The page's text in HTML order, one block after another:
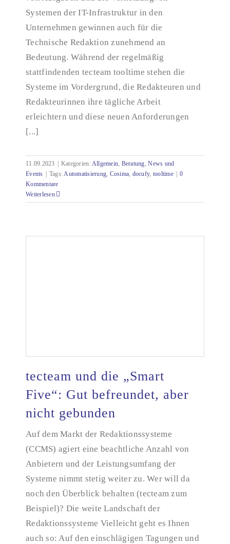
Systemen der IT-Infrastruktur in den
Unternehmen gewinnen auch für die
Technische Redaktion zunehmend an
Bedeutung. Während der regelmäßig
stattfindenden tecteam tooltime stehen die
Systeme im Vordergrund, die Redakteuren und
Redakteurinnen ihre tägliche Arbeit
erleichtern und diese neuen Anforderungen
[...]
11.09.2023 Kategorien: Allgemein, Beratung,News und
Events
Tags:Automatisierung, Cosima, docufy, tooltime
0
Kommentare
Weiterlesen
tecteam und die „Smart Five“: Gut befreundet, aber
tecteam und die „Smart
Five“: Gut befreundet, aber
nicht gebunden
Auf dem Markt der Redaktionssysteme
(CCMS) agiert eine beachtliche Anzahl von
Anbietern und der Leistungsumfang der
Systeme nimmt stetig weiter zu. Wer will da
noch den Überblick behalten (tecteam zum
Beispiel)? Die weite Landschaft der
Redaktionssysteme Vielleicht geht es Ihnen
auch so: Auf den einschlägigen Tagungen und